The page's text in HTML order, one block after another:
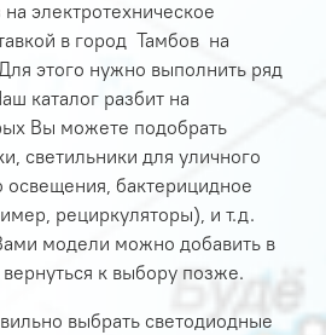
электротехническое
в город Тамбов на
этого нужно выполнить ряд
каталог разбит на
Вы можете подобрать
светильники для уличного
бактерицидное
рециркуляторы), и т.д.
модели можно добавить в
к выбору позже.
выбрать светодиодные